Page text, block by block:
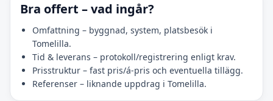
Bra offert – vad ingår?
Omfattning – byggnad, system, platsbesök i
Tomelilla.
Tid & leverans – protokoll/registrering enligt krav.
Prisstruktur – fast pris/á-pris och eventuella tillägg.
Referenser – liknande uppdrag i Tomelilla.